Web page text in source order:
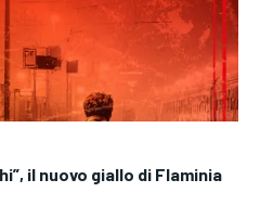
il nuovo giallo di Flaminia